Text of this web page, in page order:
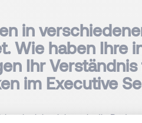
in
Wie haben Ihre
Ihr
im Executive
mir nicht sicher, ob die